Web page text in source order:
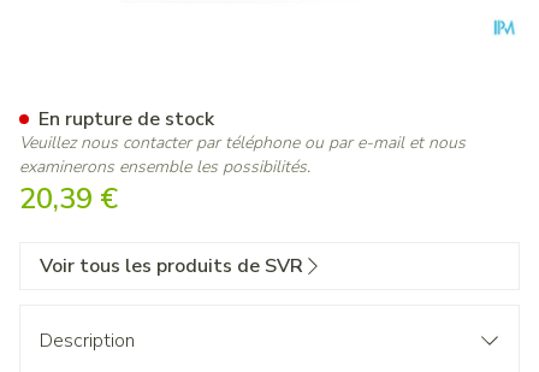
20,39 €
En rupture de stock
Veuillez nous contacter par téléphone ou par e-mail et nous
examinerons ensemble les possibilités.
Voir tous les produits de SVR
Description